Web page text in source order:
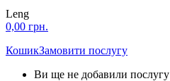
Leng
0,00 грн.
КошикЗамовити послугу
Ви ще не добавили послугу